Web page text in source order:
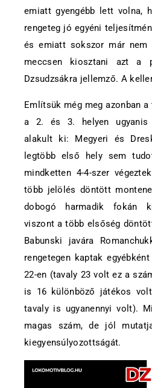
emiatt gyengébb lett volna,
rengeteg jó egyéni
és emiatt sokszor már nem
meccsen kiosztani azt a
Dzsudzsákra jellemző. A
Említsük még meg azonban
a 2. és 3. helyen ugyanis
alakult ki: Megyeri és
legtöbb első hely sem
mindketten 4-4-szer
több jelölés döntött
dobogó harmadik fokán
viszont a több elsőség
Babunski javára
rengetegen kaptak
22-en (tavaly 23 volt ez a
is 16 különböző játékos
tavaly is ugyanennyi volt).
magas szám, de jól
kiegyensúlyozottságát.